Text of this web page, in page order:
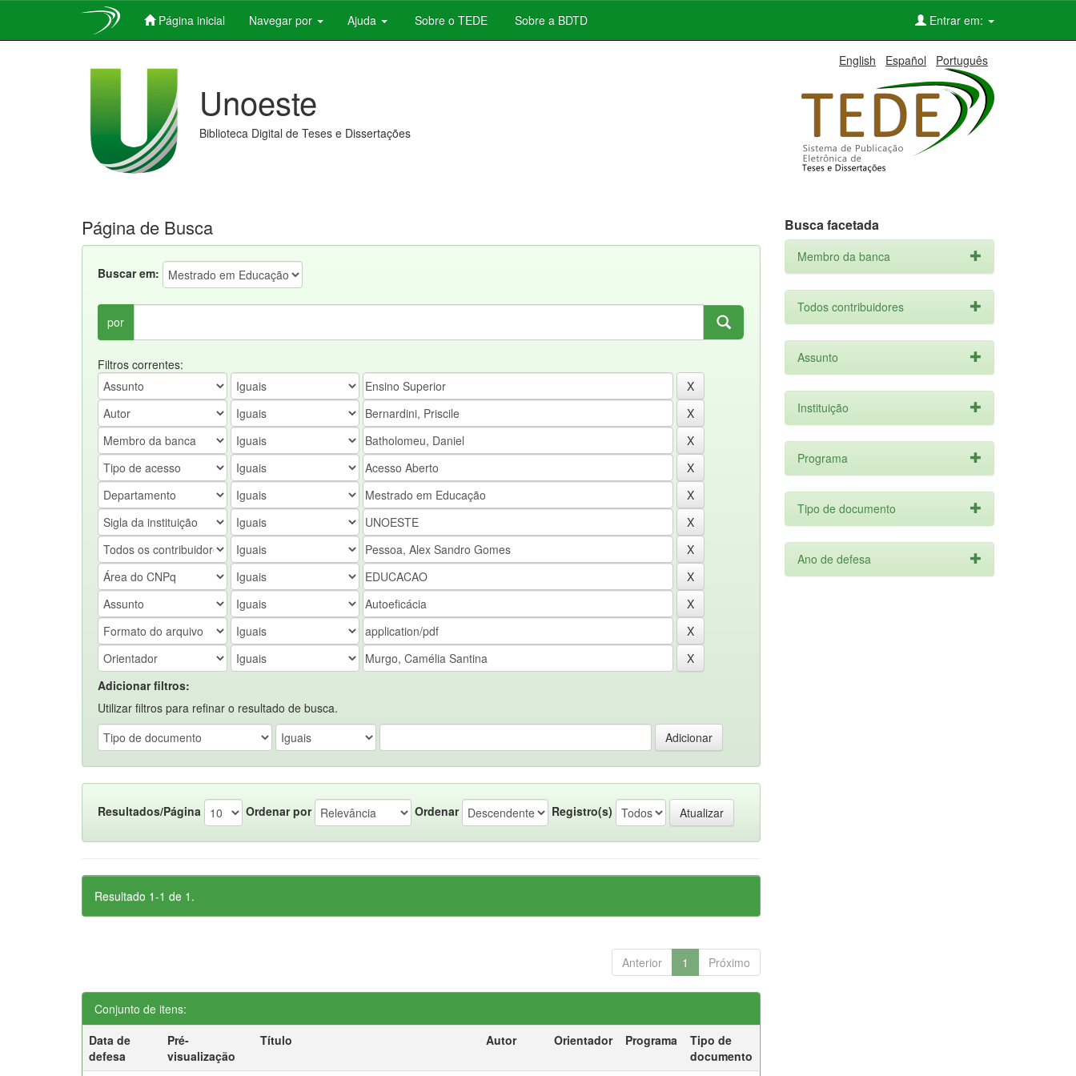
Página inicial Navegar por Ajuda Sobre o TEDE Sobre a BDTD Entrar em:
English Español Português
Unoeste
Biblioteca Digital de Teses e Dissertações
Página de Busca
Buscar em:
por
Filtros correntes:
Adicionar filtros:
Utilizar filtros para refinar o resultado de busca.
Resultados/Página Ordenar por Ordenar Registro(s)
Resultado 1-1 de 1.
Anterior 1 Próximo
Conjunto de itens:
Data de
defesa
Pré-
visualização
Título Autor Orientador Programa
Tipo de
documento
Busca facetada
Membro da banca
Todos contribuidores
Assunto
Instituição
Programa
Tipo de documento
Ano de defesa